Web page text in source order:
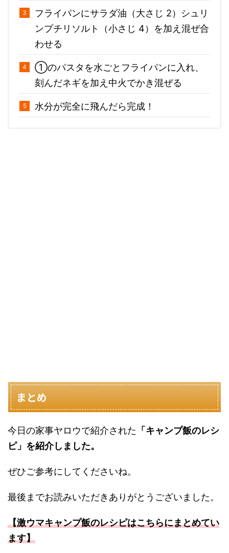
フライパンにサラダ油（大さじ 2）シュリ
ンプチリソルト（小さじ 4）を加え混ぜ合
わせる
①のパスタを水ごとフライパンに入れ、
刻んだネギを加え中火でかき混ぜる
水分が完全に飛んだら完成！
まとめ
今日の家事ヤロウで紹介された 「キャンプ飯のレシ
ピ」を紹介しました。
ぜひご参考にしてくださいね。
最後までお読みいただきありがとうございました。
【激ウマキャンプ飯のレシピはこちらにまとめてい
ます】